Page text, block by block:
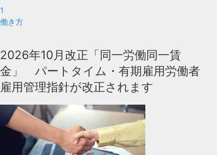
1
働き方
2026年10月改正「同一労働同一賃
金」 パートタイム・有期雇用労働者
雇用管理指針が改正されます